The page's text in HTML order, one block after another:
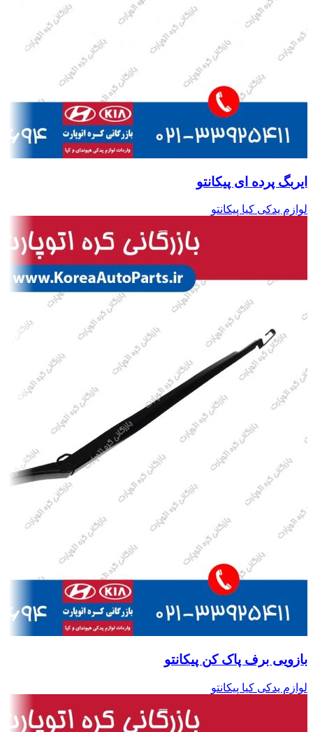
ایربگ پرده ای پیکانتو
لوازم یدکی کیا پیکانتو
بازویی برف پاک کن پیکانتو
لوازم یدکی کیا پیکانتو